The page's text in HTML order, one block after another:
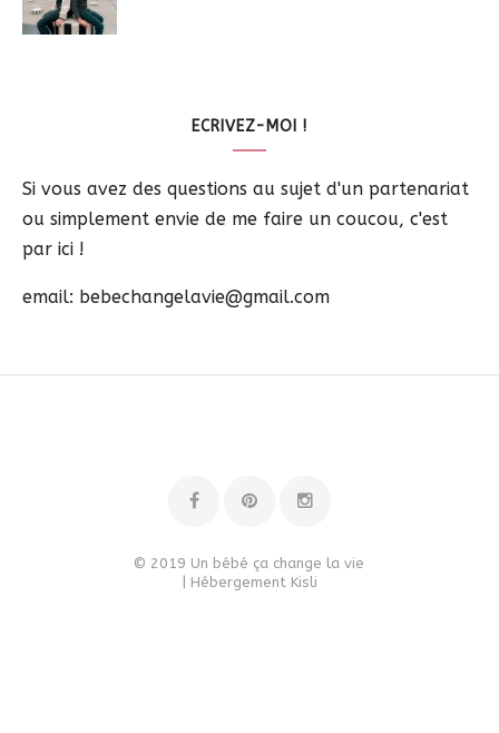
ECRIVEZ-MOI !
Si vous avez des questions au sujet d'un partenariat
ou simplement envie de me faire un coucou, c'est
par ici !
email: bebechangelavie@gmail.com
© 2019 Un bébé ça change la vie
| Hébergement Kisli